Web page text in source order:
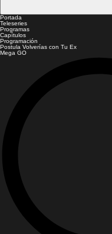
Portada
Teleseries
Programas
Capítulos
Programación
Postula Volverías con Tu Ex
Mega GO